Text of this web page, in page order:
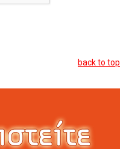
back to top